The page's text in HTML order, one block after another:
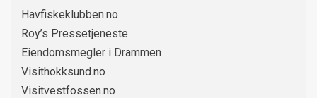
Havfiskeklubben.no
Roy’s Pressetjeneste
Eiendomsmegler i Drammen
Visithokksund.no
Visitvestfossen.no